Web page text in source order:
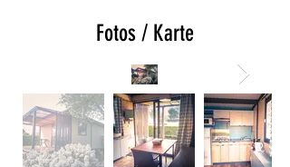
Fotos / Karte